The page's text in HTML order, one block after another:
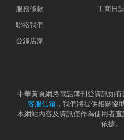
而標
輯，須
規範而
礎工程 參 結構體工程 肆 裝修工
程 伍 鐵件工程 陸 廚具廚具設備
工程 染 雜項工程 捌 設備工程 玖
服務條款
聯絡我們
登錄店家
工商日
中華黃頁網路電話簿刊登資訊如
客服信箱 ，我們將提供相關協
本網站內容及資訊僅作為使用者
依據。